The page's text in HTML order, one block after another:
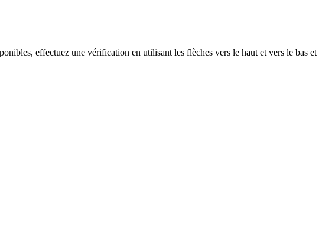
effectuez une vérification en utilisant les flèches vers le haut et vers le bas